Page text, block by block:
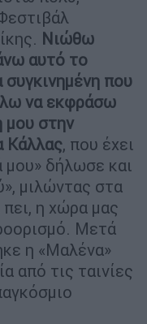
Νιώθω
αυτό το
συγκινημένη που
να εκφράσω
μου στην
Κάλλας, που έχει
μου» δήλωσε και
μιλώντας στα
η χώρα μας
Μετά
η «Μαλένα»
από τις ταινίες